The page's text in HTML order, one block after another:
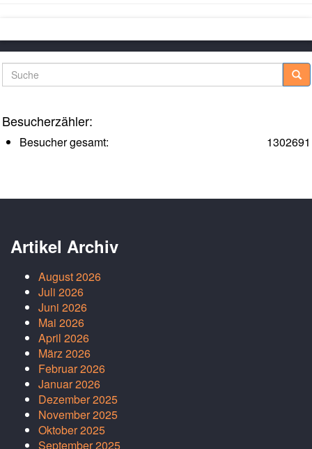
Suche
Besucherzähler:
1302691
Besucher gesamt:
Artikel Archiv
August 2026
Juli 2026
Juni 2026
Mai 2026
April 2026
März 2026
Februar 2026
Januar 2026
Dezember 2025
November 2025
Oktober 2025
September 2025